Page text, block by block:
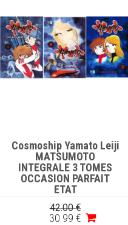
Cosmoship Yamato Leiji
MATSUMOTO
INTEGRALE 3 TOMES
OCCASION PARFAIT
ETAT
42.00 €
30 .99 €